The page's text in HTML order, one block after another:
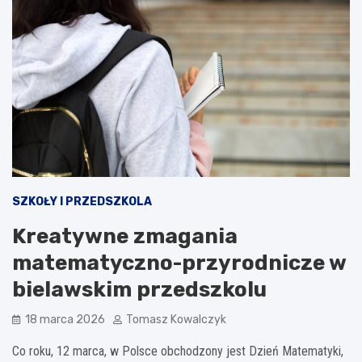
SZKOŁY I PRZEDSZKOLA
Kreatywne zmagania
matematyczno-przyrodnicze w
bielawskim przedszkolu
18 marca 2026 Tomasz Kowalczyk
Co roku, 12 marca, w Polsce obchodzony jest Dzień Matematyki,